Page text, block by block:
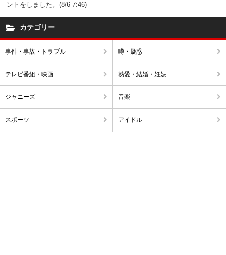
ントをしました。(8/6 7:46)
カテゴリー
事件・事故・トラブル 噂・疑惑
テレビ番組・映画 熱愛・結婚・妊娠
ジャニーズ 音楽
スポーツ アイドル